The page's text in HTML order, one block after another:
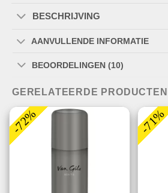
BESCHRIJVING
AANVULLENDE INFORMATIE
BEOORDELINGEN (10)
GERELATEERDE PRODUCTEN
-72% -71%